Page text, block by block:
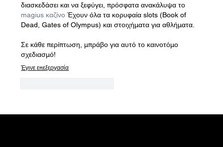
διασκεδάσει και να ξεφύγει, πρόσφατα ανακάλυψα το
magius καζίνo Έχουν όλα τα κορυφαία slots (Book of
Dead, Gates of Olympus) και στοιχήματα για αθλήματα.
Σε κάθε περίπτωση, μπράβο για αυτό το καινοτόμο
σχεδιασμό!
Έγινε επεξεργασία